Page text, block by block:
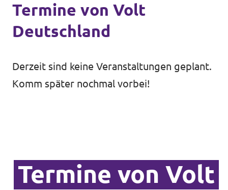
Deine Spende für Volt!
Pressemitteilungen
Termine von Volt
Deutschland
Derzeit sind keine Veranstaltungen geplant.
Komm später nochmal vorbei!
Termine von Volt